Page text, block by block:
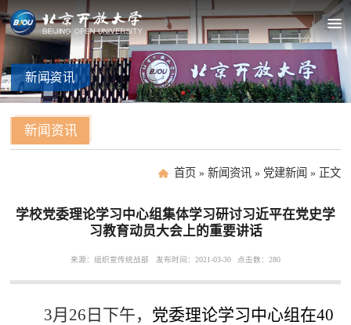
新闻资讯
新闻资讯
首页 » 新闻资讯» 党建新闻 » 正文
学校党委理论学习中心组集体学习研讨习近平在党史学
习教育动员大会上的重要讲话
来源：组织宣传统战部 发布时间：2021-03-30 点击数：280
3月26日下午， 党委理论学习中心组在40